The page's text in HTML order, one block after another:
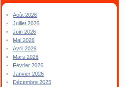
Août 2026
Juillet 2026
Juin 2026
Mai 2026
Avril 2026
Mars 2026
Février 2026
Janvier 2026
Décembre 2025